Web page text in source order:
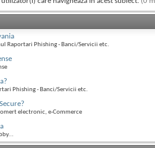
Raportari Phishing - Banci/Servicii etc.
Phishing - Banci/Servicii etc.
electronic, e-Commerce